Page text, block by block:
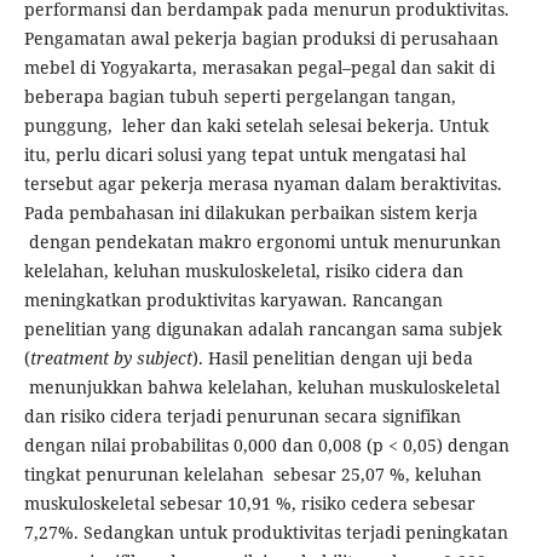
performansi dan berdampak pada menurun produktivitas.
Pengamatan awal pekerja bagian produksi di perusahaan
mebel di Yogyakarta, merasakan pegal–pegal dan sakit di
beberapa bagian tubuh seperti pergelangan tangan,
punggung, leher dan kaki setelah selesai bekerja. Untuk
itu, perlu dicari solusi yang tepat untuk mengatasi hal
tersebut agar pekerja merasa nyaman dalam beraktivitas.
Pada pembahasan ini dilakukan perbaikan sistem kerja
dengan pendekatan makro ergonomi untuk menurunkan
kelelahan, keluhan muskuloskeletal, risiko cidera dan
meningkatkan produktivitas karyawan. Rancangan
penelitian yang digunakan adalah rancangan sama subjek
(treatment by subject). Hasil penelitian dengan uji beda
menunjukkan bahwa kelelahan, keluhan muskuloskeletal
dan risiko cidera terjadi penurunan secara signifikan
dengan nilai probabilitas 0,000 dan 0,008 (p < 0,05) dengan
tingkat penurunan kelelahan sebesar 25,07 %, keluhan
muskuloskeletal sebesar 10,91 %, risiko cedera sebesar
7,27%. Sedangkan untuk produktivitas terjadi peningkatan